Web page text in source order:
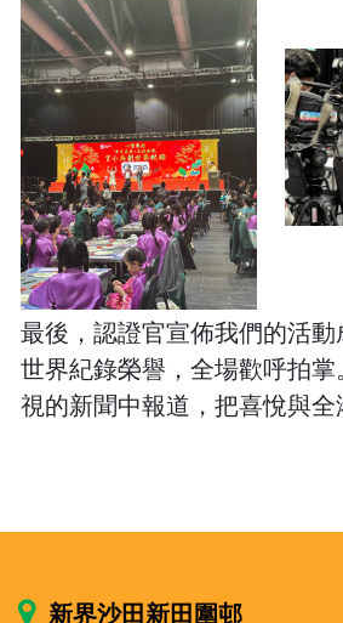
最後，認證官宣佈我們的活
世界紀錄榮譽，全場歡呼拍
視的新聞中報道，把喜悅與全
新界沙田新田圍邨